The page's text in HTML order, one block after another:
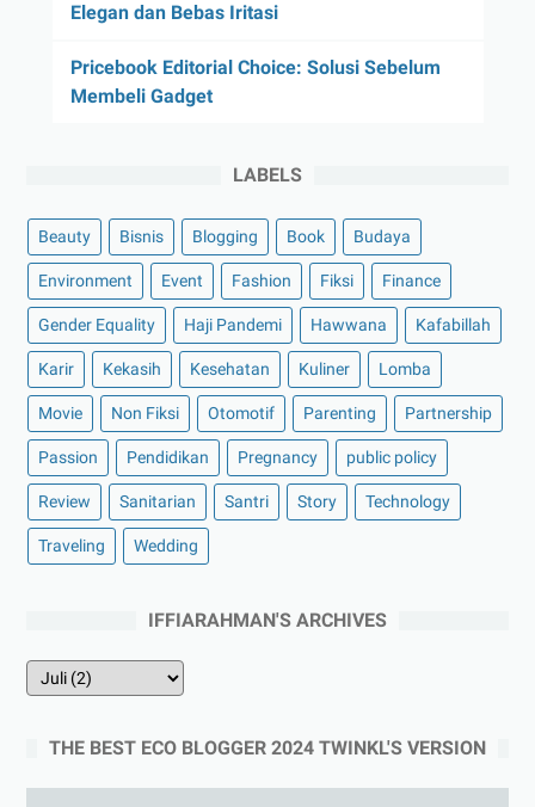
Elegan dan Bebas Iritasi
Pricebook Editorial Choice: Solusi Sebelum
Membeli Gadget
LABELS
Beauty Bisnis Blogging Book Budaya
Environment Event Fashion Fiksi Finance
Gender Equality Haji Pandemi Hawwana Kafabillah
Karir Kekasih Kesehatan Kuliner Lomba
Movie Non Fiksi Otomotif Parenting Partnership
Passion Pendidikan Pregnancy public policy
Review Sanitarian Santri Story Technology
Traveling Wedding
IFFIARAHMAN'S ARCHIVES
THE BEST ECO BLOGGER 2024 TWINKL'S VERSION